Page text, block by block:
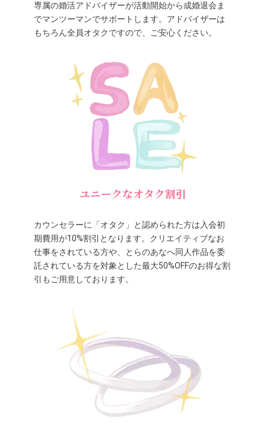
専属の婚活アドバイザーが活動開始から成婚退会ま
でマンツーマンでサポートします。アドバイザーは
もちろん全員オタクですので、ご安心ください。
ユニークなオタク割引
カウンセラーに「オタク」と認められた方は入会初
期費用が10%割引となります。クリエイティブなお
仕事をされている方や、とらのあなへ同人作品を委
託されている方を対象とした最大50%OFFのお得な割
引もご用意しております。